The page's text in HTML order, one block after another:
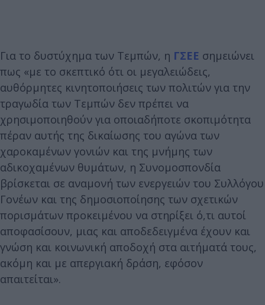
Για το δυστύχημα των Τεμπών, η ΓΣΕΕ σημειώνει
πως «με το σκεπτικό ότι οι μεγαλειώδεις,
αυθόρμητες κινητοποιήσεις των πολιτών για την
τραγωδία των Τεμπών δεν πρέπει να
χρησιμοποιηθούν για οποιαδήποτε σκοπιμότητα
πέραν αυτής της δικαίωσης του αγώνα των
χαροκαμένων γονιών και της μνήμης των
αδικοχαμένων θυμάτων, η Συνομοσπονδία
βρίσκεται σε αναμονή των ενεργειών του Συλλόγου
Γονέων και της δημοσιοποίησης των σχετικών
πορισμάτων προκειμένου να στηρίξει ό,τι αυτοί
αποφασίσουν, μιας και αποδεδειγμένα έχουν και
γνώση και κοινωνική αποδοχή στα αιτήματά τους,
ακόμη και με απεργιακή δράση, εφόσον
απαιτείται».